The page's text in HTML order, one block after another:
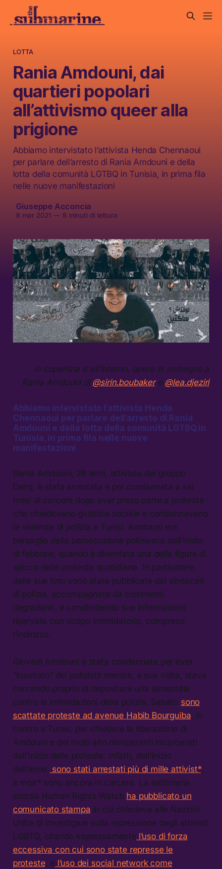
LOTTA
Rania Amdouni, dai
quartieri popolari
all’attivismo queer alla
prigione
Abbiamo intervistato l’attivista Henda Chennaoui
per parlare dell’arresto di Rania Amdouni e della
lotta della comunità LGTBQ in Tunisia, in prima fila
nelle nuove manifestazioni
Giuseppe Acconcia
8 mar 2021 — 8 minuti di lettura
in copertina e all’interno, opere in sostegno a
Rania Amdouni di@sirin.boubakere @lea.djeziri
Abbiamo intervistato l’attivista Henda
Chennaoui per parlare dell’arresto di Rania
Amdouni e della lotta della comunità LGTBQ in
Tunisia, in prima fila nelle nuove
manifestazioni
Rania Amdouni, 26 anni, attivista del gruppo
Damj, è stata arrestata e poi condannata a sei
mesi di carcere dopo aver preso parte a proteste
che chiedevano giustizia sociale e condannavano
le violenze di polizia a Tunisi. Amdouni era
bersaglio della persecuzione poliziesca dall’inizio
di febbraio, quando è diventata una delle figure di
spicco delle proteste quotidiane. In particolare,
delle sue foto sono state pubblicate dai sindacati
di polizia, accompagnate da commenti
degradanti, e condividendo sue informazioni
riservate con scopo intimidatorio, compreso
l’indirizzo.
Giovedì Amdouni è stata condannata per aver
“insultato” dei poliziotti mentre, a sua volta, stava
cercando proprio di depositare una lamentela
contro le intimidazioni della polizia. Sabato sono
scattate proteste ad avenue Habib Bourguiba, in
centro a Tunisi, per chiedere la liberazione di
Amdouni e dei molti altri dimostranti incarcerati
dall’inizio delle proteste. Infatti, dall’inizio
dell’anno, sono stati arrestati più di mille attivist*,
e molt* sono ancora in carcere. La settimana
scorsa Human Rights Watch ha pubblicato un
comunicato stampa in cui chiedeva alle Nazioni
Unite di investigare sulla repressione degli attivisti
LGBTQ, citando espressamente l’uso di forza
eccessiva con cui sono state represse le
proteste, e l’uso dei social network come